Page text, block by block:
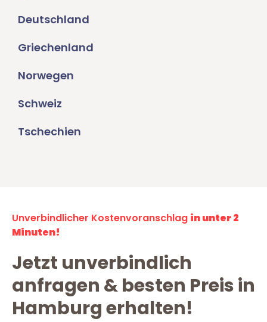
Deutschland
Griechenland
Norwegen
Schweiz
Tschechien
Unverbindlicher Kostenvoranschlag in unter 2
Minuten!
Jetzt unverbindlich
anfragen & besten Preis in
Hamburg erhalten!